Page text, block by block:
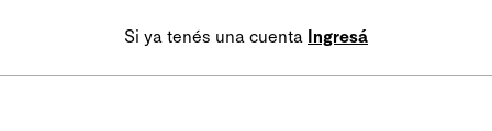
Si ya tenés una cuenta Ingresá